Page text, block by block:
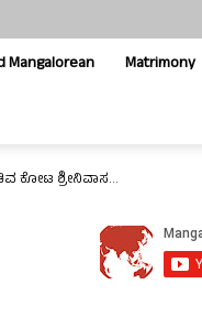
Mangalorean Matrimony
ಕೋಟ ಶ್ರೀನಿವಾಸ...